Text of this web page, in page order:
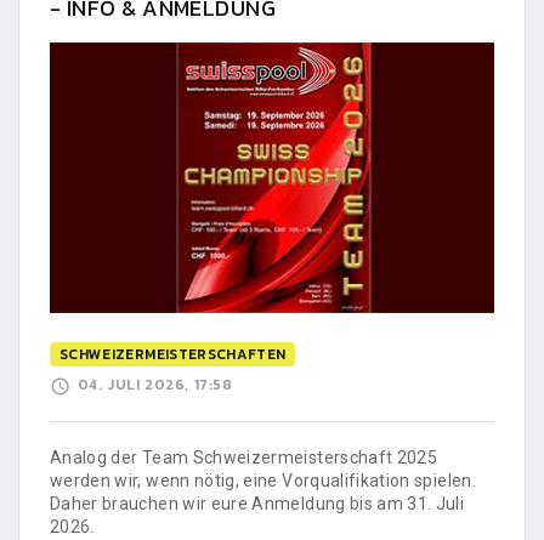
- INFO & ANMELDUNG
SCHWEIZERMEISTERSCHAFTEN
04. JULI 2026, 17:58
Analog der Team Schweizermeisterschaft 2025
werden wir, wenn nötig, eine Vorqualifikation spielen.
Daher brauchen wir eure Anmeldung bis am 31. Juli
2026.